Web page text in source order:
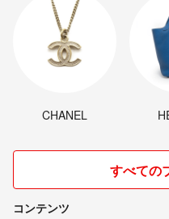
CHANEL
すべての
コンテンツ